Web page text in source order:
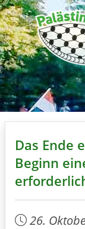
Das Ende
Beginn
26.